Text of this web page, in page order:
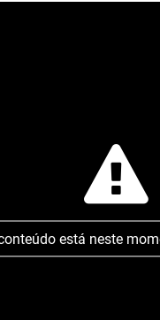
está neste